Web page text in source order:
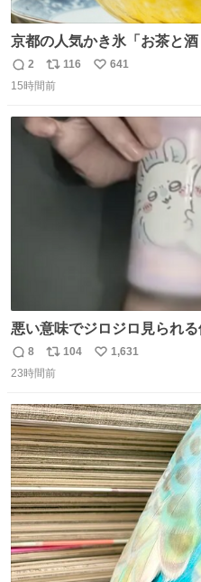
京都の人気かき氷「お茶と
っぷり”夏限定アップルマン
fashion-press.net/news/
返
信
2
リ
ポ
ト
数
116
い
数
641
15時間前
悪い意味でジロジロ見られ
返
信
8
リ
ポ
ト
数
104
い
数
1,631
23時間前